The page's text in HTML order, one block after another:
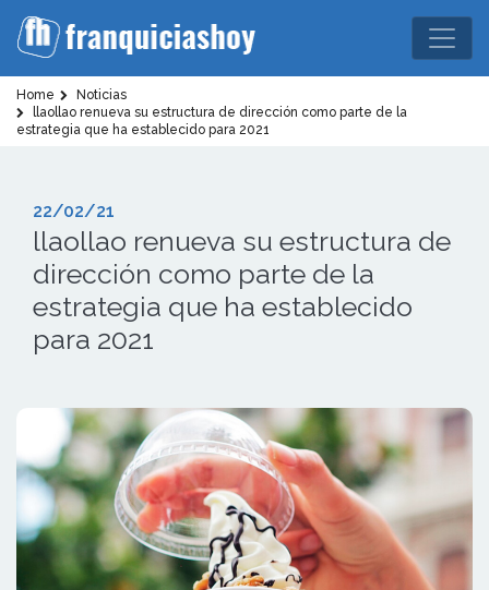
Home
Noticias
llaollao renueva su estructura de dirección como parte de la
estrategia que ha establecido para 2021
22/02/21
llaollao renueva su estructura de
dirección como parte de la
estrategia que ha establecido
para 2021